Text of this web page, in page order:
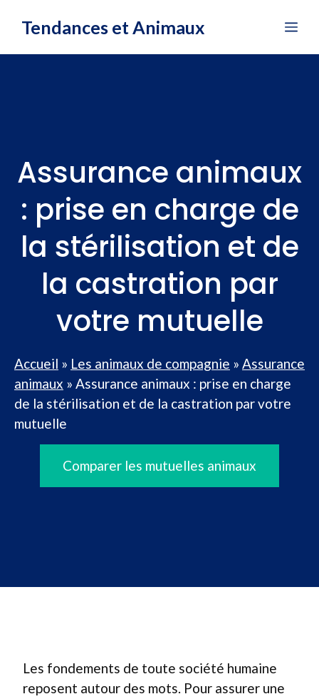
Tendances et Animaux
Assurance animaux
: prise en charge de
la stérilisation et de
la castration par
votre mutuelle
Accueil » Les animaux de compagnie » Assurance
animaux » Assurance animaux : prise en charge
de la stérilisation et de la castration par votre
mutuelle
Comparer les mutuelles animaux
Les fondements de toute société humaine
reposent autour des mots. Pour assurer une